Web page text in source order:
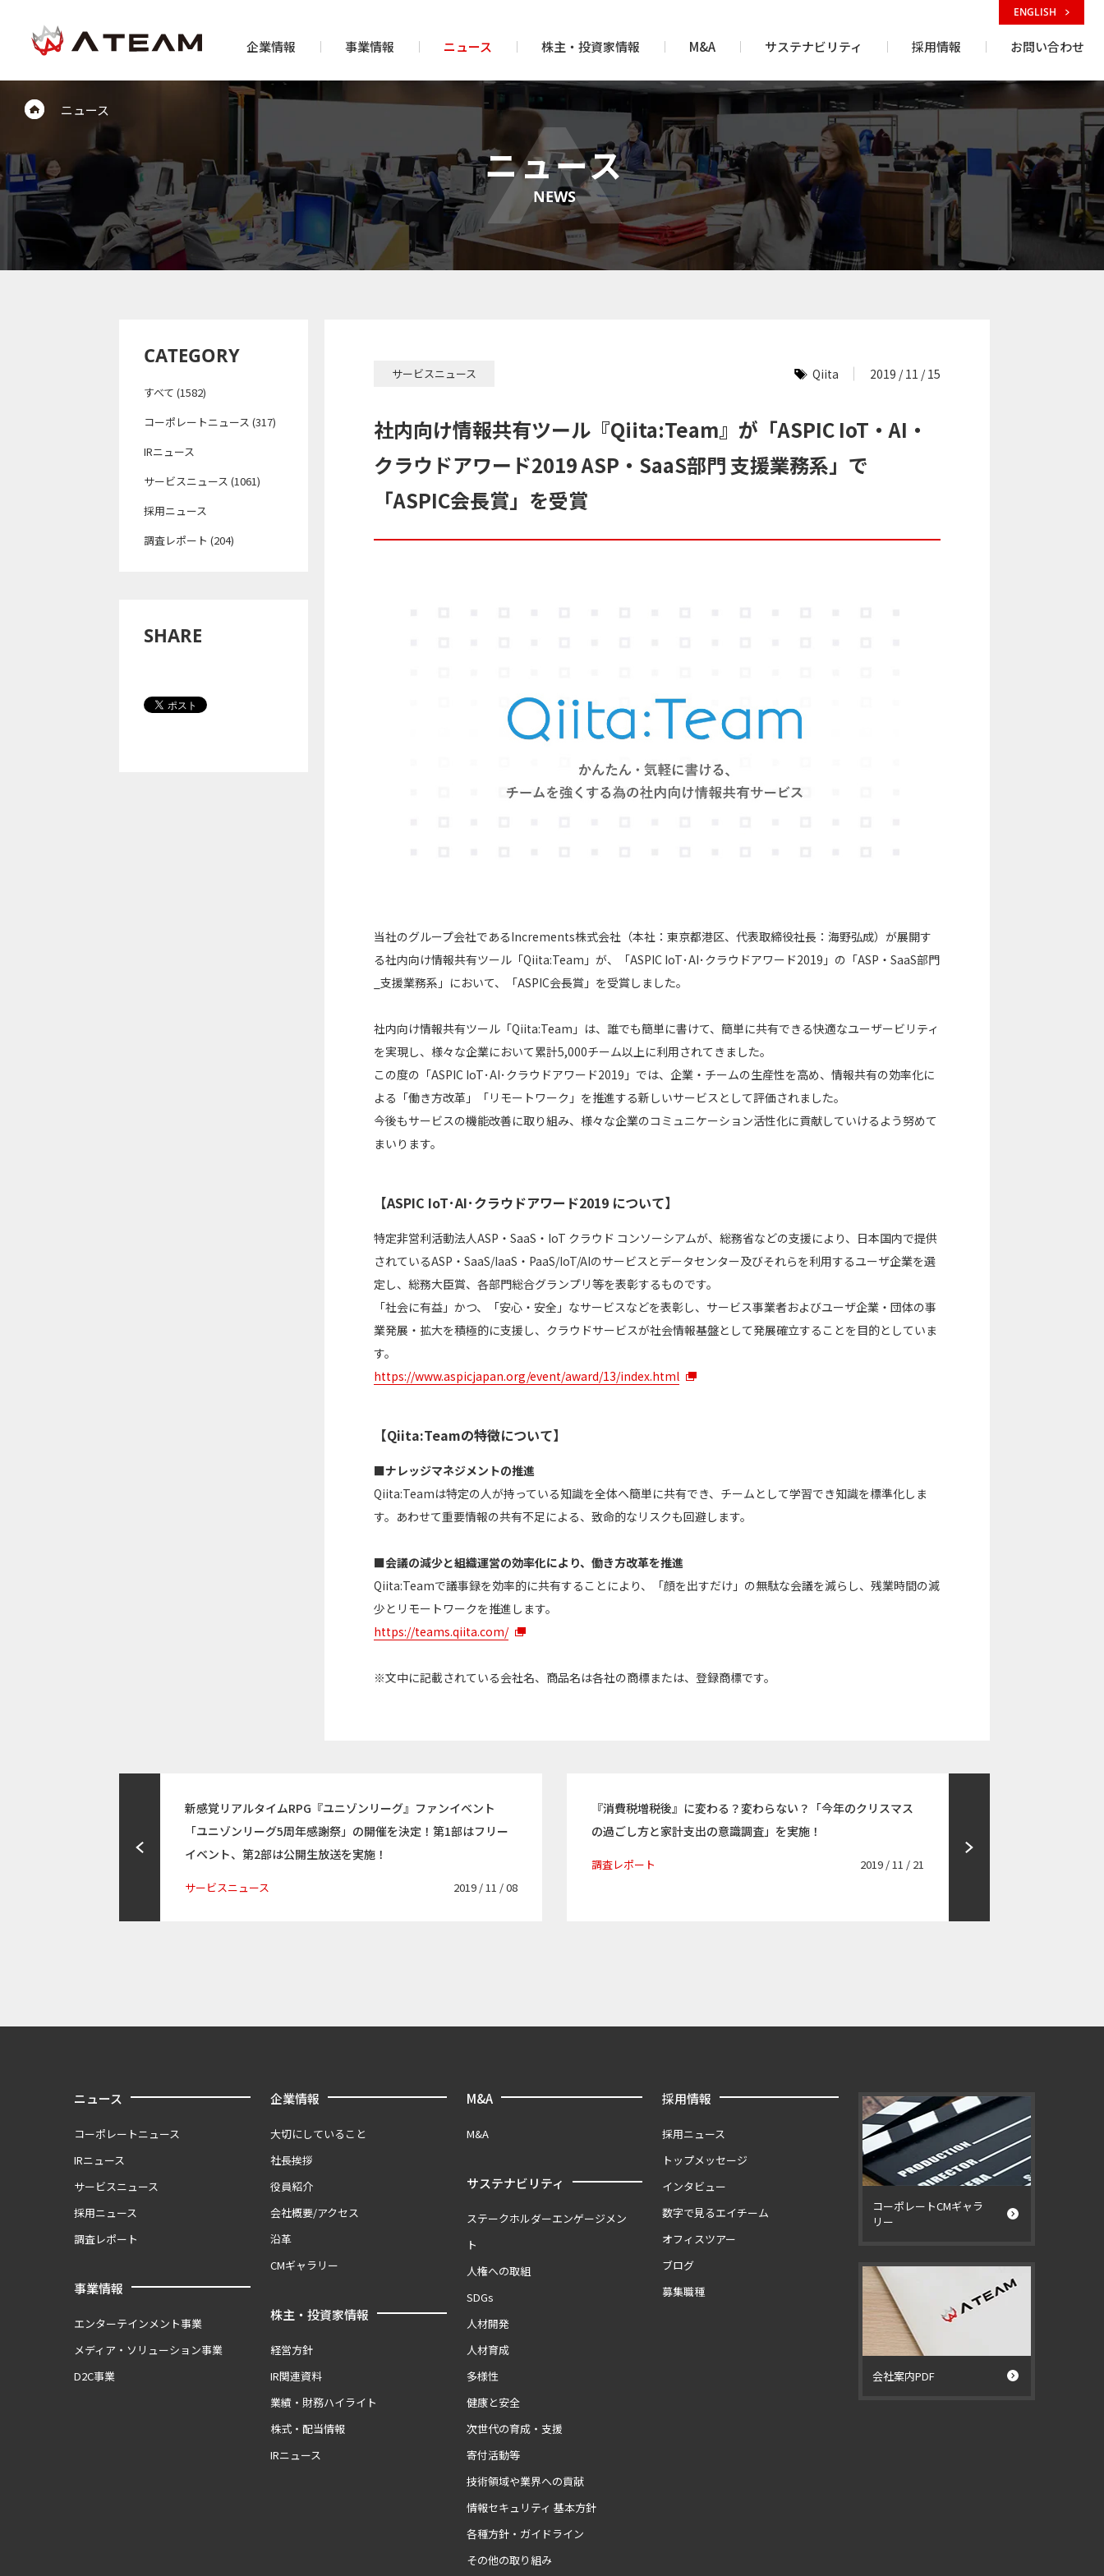
企業情報 事業情報 ニュース 株主・投資家情報 M&A サステナビリティ 採用情報 お問い合わせ
ENGLISH
ニュース
ニュース
NEWS
CATEGORY
すべて (1582)
コーポレートニュース (317)
IRニュース
サービスニュース (1061)
採用ニュース
調査レポート (204)
SHARE
サービスニュース Qiita 2019 / 11 / 15
社内向け情報共有ツール『Qiita:Team』が「ASPIC IoT・AI・
クラウドアワード2019 ASP・SaaS部門 支援業務系」で
「ASPIC会長賞」を受賞
当社のグループ会社であるIncrements株式会社（本社：東京都港区、代表取締役社長：海野弘成）が展開す
る社内向け情報共有ツール「Qiita:Team」が、「ASPIC IoT･AI･クラウドアワード2019」の「ASP・SaaS部門
_支援業務系」において、「ASPIC会長賞」を受賞しました。
社内向け情報共有ツール「Qiita:Team」は、誰でも簡単に書けて、簡単に共有できる快適なユーザービリティ
を実現し、様々な企業において累計5,000チーム以上に利用されてきました。
この度の「ASPIC IoT･AI･クラウドアワード2019」では、企業・チームの生産性を高め、情報共有の効率化に
よる「働き方改革」「リモートワーク」を推進する新しいサービスとして評価されました。
今後もサービスの機能改善に取り組み、様々な企業のコミュニケーション活性化に貢献していけるよう努めて
まいります。
【ASPIC IoT･AI･クラウドアワード2019 について】
特定非営利活動法人ASP・SaaS・IoT クラウド コンソーシアムが、総務省などの支援により、日本国内で提供
されているASP・SaaS/IaaS・PaaS/IoT/AIのサービスとデータセンター及びそれらを利用するユーザ企業を選
定し、総務大臣賞、各部門総合グランプリ等を表彰するものです。
「社会に有益」かつ、「安心・安全」なサービスなどを表彰し、サービス事業者およびユーザ企業・団体の事
業発展・拡大を積極的に支援し、クラウドサービスが社会情報基盤として発展確立することを目的としていま
す。
https://www.aspicjapan.org/event/award/13/index.html
【Qiita:Teamの特徴について】
■ナレッジマネジメントの推進
Qiita:Teamは特定の人が持っている知識を全体へ簡単に共有でき、チームとして学習でき知識を標準化しま
す。あわせて重要情報の共有不足による、致命的なリスクも回避します。
■会議の減少と組織運営の効率化により、働き方改革を推進
Qiita:Teamで議事録を効率的に共有することにより、「顔を出すだけ」の無駄な会議を減らし、残業時間の減
少とリモートワークを推進します。
https://teams.qiita.com/
※文中に記載されている会社名、商品名は各社の商標または、登録商標です。
新感覚リアルタイムRPG『ユニゾンリーグ』ファンイベント
「ユニゾンリーグ5周年感謝祭」の開催を決定！第1部はフリー
イベント、第2部は公開生放送を実施！
サービスニュース 2019 / 11 / 08
『消費税増税後』に変わる？変わらない？「今年のクリスマス
の過ごし方と家計支出の意識調査」を実施！
調査レポート 2019 / 11 / 21
ニュース
コーポレートニュース
IRニュース
サービスニュース
採用ニュース
調査レポート
事業情報
エンターテインメント事業
メディア・ソリューション事業
D2C事業
企業情報
大切にしていること
社長挨拶
役員紹介
会社概要/アクセス
沿革
CMギャラリー
株主・投資家情報
経営方針
IR関連資料
業績・財務ハイライト
株式・配当情報
IRニュース
M&A
M&A
サステナビリティ
ステークホルダーエンゲージメン
ト
人権への取組
SDGs
人材開発
人材育成
多様性
健康と安全
次世代の育成・支援
寄付活動等
技術領域や業界への貢献
情報セキュリティ 基本方針
各種方針・ガイドライン
その他の取り組み
採用情報
採用ニュース
トップメッセージ
インタビュー
数字で見るエイチーム
オフィスツアー
ブログ
募集職種
コーポレートCMギャラ
リー
会社案内PDF